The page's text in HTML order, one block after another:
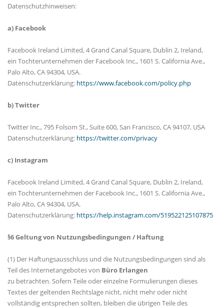
Datenschutzhinweisen:
a) Facebook
Facebook Ireland Limited, 4 Grand Canal Square, Dublin 2, Ireland,
ein Tochterunternehmen der Facebook Inc., 1601 S. California Ave.,
Palo Alto, CA 94304, USA.
Datenschutzerklärung: https://www.facebook.com/policy.php
b) Twitter
Twitter Inc., 795 Folsom St., Suite 600, San Francisco, CA 94107, USA
Datenschutzerklärung: https://twitter.com/privacy
c) Instagram
Facebook Ireland Limited, 4 Grand Canal Square, Dublin 2, Ireland,
ein Tochterunternehmen der Facebook Inc., 1601 S. California Ave.,
Palo Alto, CA 94304, USA.
Datenschutzerklärung: https://help.instagram.com/519522125107875
§6 Geltung von Nutzungsbedingungen / Haftung
(1) Der Haftungsausschluss und die Nutzungsbedingungen sind als
Teil des Internetangebotes von Büro Erlangen
zu betrachten. Sofern Teile oder einzelne Formulierungen dieses
Textes der geltenden Rechtslage nicht, nicht mehr oder nicht
vollständig entsprechen sollten, bleiben die übrigen Teile des